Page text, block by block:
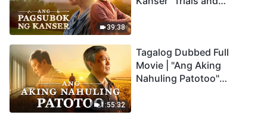
39:38
1:55:32
Tagalog Dubbed Full
Movie | "Ang Aking
Nahuling Patotoo"